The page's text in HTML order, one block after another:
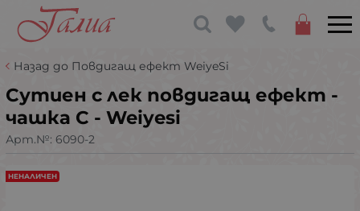
Назад до Повдигащ ефект WeiyeSi
Сутиен с лек повдигащ ефект -
чашка C - Weiyesi
Арт.№: 6090-2
НЕНАЛИЧЕН